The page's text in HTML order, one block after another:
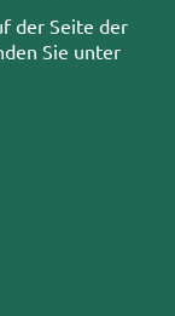
der Seite der
Sie unter